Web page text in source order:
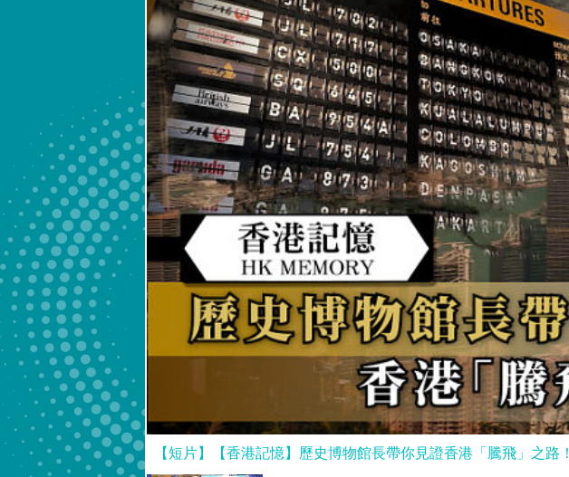
【短片】【香港記憶】歷史博物館長帶你見證香港「騰飛」之路！